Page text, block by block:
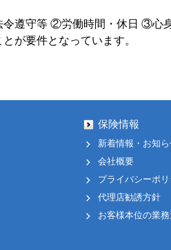
遵守等 ②労働時間・休日 ③心
が要件となっています。
保険情報
新着情報・お知
会社概要
プライバシーポ
代理店勧誘方針
お客様本位の業